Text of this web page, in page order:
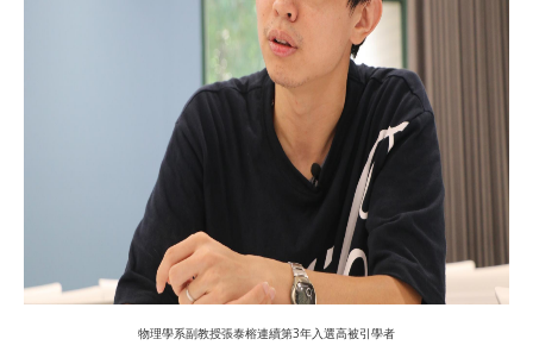
物理學系副教授張泰榕連續第3年入選高被引學者